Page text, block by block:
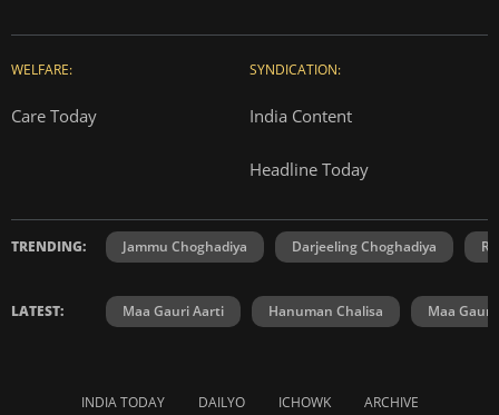
WELFARE:
Care Today
SYNDICATION:
India Content
Headline Today
TRENDING: Jammu Choghadiya Darjeeling Choghadiya
LATEST: Maa Gauri Aarti Hanuman Chalisa Maa Gauri
INDIA TODAY DAILYO ICHOWK ARCHIVE